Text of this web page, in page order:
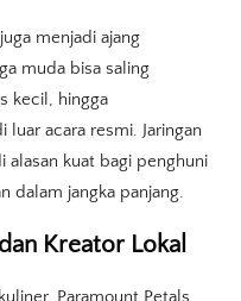
menjadi ajang
muda bisa saling
kecil, hingga
luar acara resmi. Jaringan
alasan kuat bagi penghuni
dalam jangka panjang.
Kreator Lokal
Paramount Petals